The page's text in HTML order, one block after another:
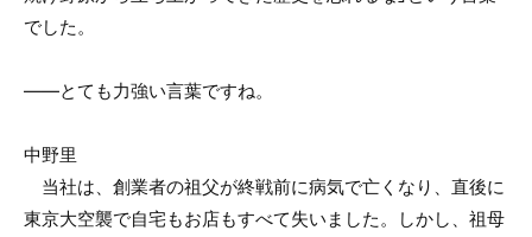
でした。
——とても力強い言葉ですね。
中野里
当社は、創業者の祖父が終戦前に病気で亡くなり、直後に
東京大空襲で自宅もお店もすべて失いました。しかし、祖母